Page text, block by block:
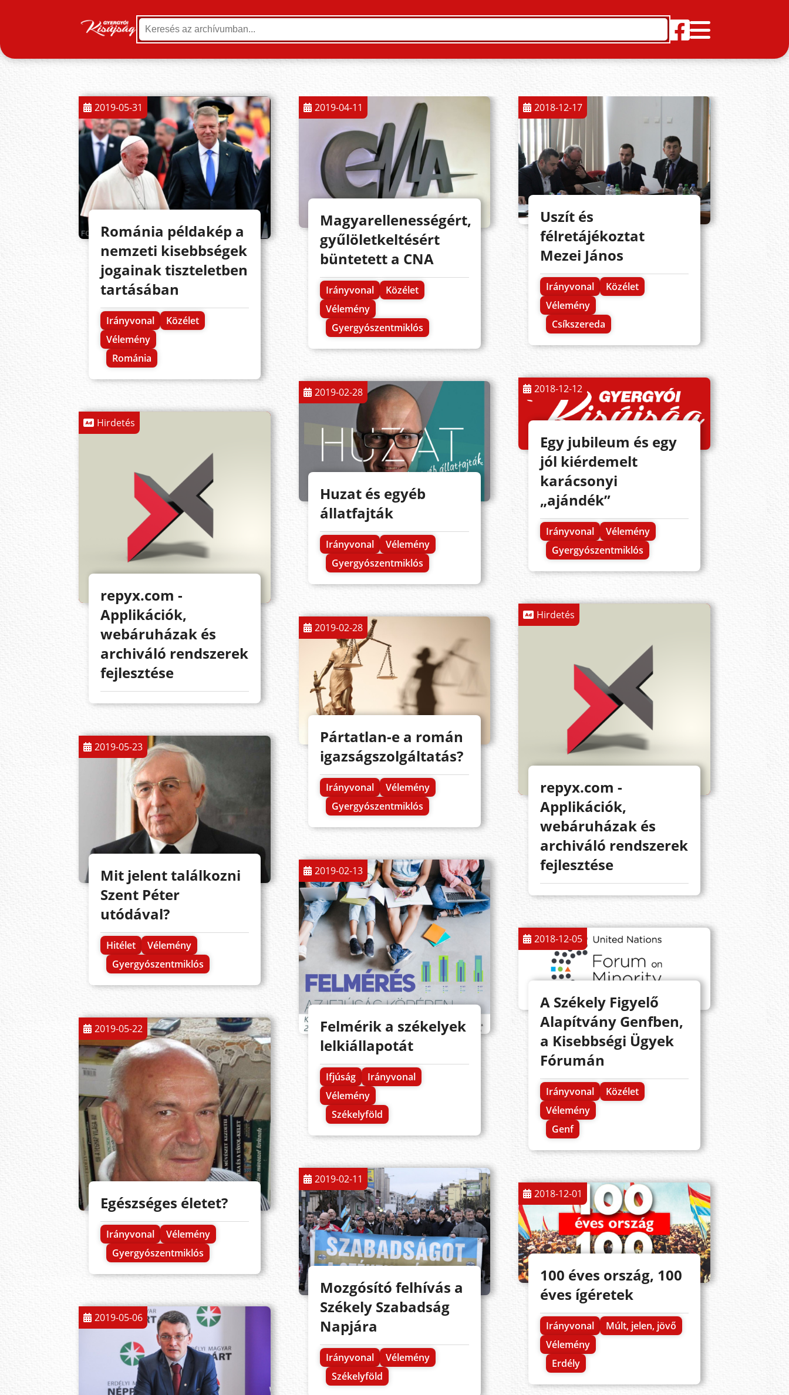
2019-05-31
Románia példakép a
nemzeti kisebbségek
jogainak tiszteletben
tartásában
Irányvonal
Közélet
Vélemény
Románia
Hirdetés
repyx.com -
Applikációk,
webáruházak és
archiváló rendszerek
fejlesztése
2019-05-23
Mit jelent találkozni
Szent Péter
utódával?
Hitélet
Vélemény
Gyergyószentmiklós
2019-05-22
Egészséges életet?
Irányvonal
Vélemény
Gyergyószentmiklós
2019-05-06
2019-04-11
Magyarellenességért,
gyűlöletkeltésért
büntetett a CNA
Irányvonal
Közélet
Vélemény
Gyergyószentmiklós
2019-02-28
Huzat és egyéb
állatfajták
Irányvonal
Vélemény
Gyergyószentmiklós
2019-02-28
Pártatlan-e a román
igazságszolgáltatás?
Irányvonal
Vélemény
Gyergyószentmiklós
2019-02-13
Felmérik a székelyek
lelkiállapotát
Ifjúság
Irányvonal
Vélemény
Székelyföld
2019-02-11
Mozgósító felhívás a
Székely Szabadság
Napjára
Irányvonal
Vélemény
Székelyföld
2018-12-17
Uszít és
félretájékoztat
Mezei János
Irányvonal
Közélet
Vélemény
Csíkszereda
2018-12-12
Egy jubileum és egy
jól kiérdemelt
karácsonyi
„ajándék”
Irányvonal
Vélemény
Gyergyószentmiklós
Hirdetés
repyx.com -
Applikációk,
webáruházak és
archiváló rendszerek
fejlesztése
2018-12-05
A Székely Figyelő
Alapítvány Genfben,
a Kisebbségi Ügyek
Fórumán
Irányvonal
Közélet
Vélemény
Genf
2018-12-01
100 éves ország, 100
éves ígéretek
Irányvonal
Múlt, jelen, jövő
Vélemény
Erdély